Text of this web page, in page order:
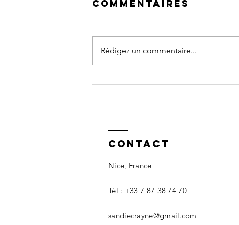
Regard sur
Commentaires
Rédigez un commentaire...
Contact
Nice, France
Tél : +33 7 87 38 74 70
sandiecrayne@gmail.com